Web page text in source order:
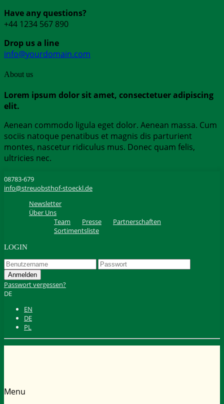
Have any questions?
+44 1234 567 890
Drop us a line
info@yourdomain.com
About us
Lorem ipsum dolor sit amet, consectetuer adipiscing
elit.
Aenean commodo ligula eget dolor. Aenean massa. Cum
sociis natoque penatibus et magnis dis parturient
montes, nascetur ridiculus mus. Donec quam felis,
ultricies nec.
08783-679
info@streuobsthof-stoeckl.de
Newsletter
Über Uns
Team
Presse
Partnerschaften
Sortimentsliste
LOGIN
Passwort vergessen?
DE
EN
DE
PL
Menu